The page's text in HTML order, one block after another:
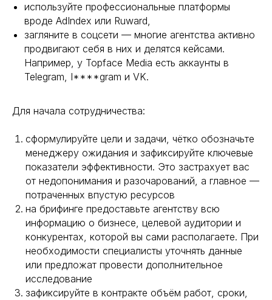
используйте профессиональные платформы
вроде AdIndex или Ruward,
загляните в соцсети — многие агентства активно
продвигают себя в них и делятся кейсами.
Например, у Topface Media есть аккаунты в
Telegram, I****gram и VK.
Для начала сотрудничества:
сформулируйте цели и задачи, чётко обозначьте
менеджеру ожидания и зафиксируйте ключевые
показатели эффективности. Это застрахует вас
от недопонимания и разочарований, а главное —
потраченных впустую ресурсов
на брифинге предоставьте агентству всю
информацию о бизнесе, целевой аудитории и
конкурентах, которой вы сами располагаете. При
необходимости специалисты уточнять данные
или предложат провести дополнительное
исследование
зафиксируйте в контракте объём работ, сроки,